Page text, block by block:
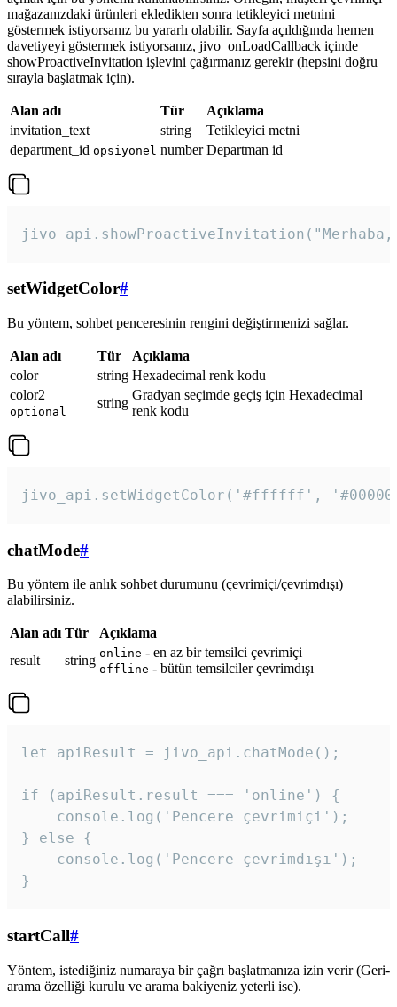
mağazanızdaki ürünleri ekledikten sonra tetikleyici metnini
göstermek istiyorsanız bu yararlı olabilir. Sayfa açıldığında hemen
davetiyeyi göstermek istiyorsanız, jivo_onLoadCallback içinde
showProactiveInvitation işlevini çağırmanız gerekir (hepsini doğru
sırayla başlatmak için).
Alan adı Tür
Açıklama
invitation_text
string
Tetikleyici metni
department_id opsiyonel number Departman id
setWidgetColor#
Bu yöntem, sohbet penceresinin rengini değiştirmenizi sağlar.
Alan adı Tür
Açıklama
color
string Hexadecimal renk kodu
color2
optional
string
Gradyan seçimde geçiş için Hexadecimal
renk kodu
jivo_api.setWidgetColor('#ffffff',
chatMode#
Bu yöntem ile anlık sohbet durumunu (çevrimiçi/çevrimdışı)
alabilirsiniz.
Alan adı Tür
Açıklama
result
string online - en az bir temsilci çevrimiçi
offline - bütün temsilciler çevrimdışı
let apiResult = jivo_api.chatMode();
if (apiResult.result === 'online') {
    console.log('Pencere çevrimiçi');
} else {
    console.log('Pencere çevrimdışı');
}
startCall#
Yöntem, istediğiniz numaraya bir çağrı başlatmanıza izin verir (Geri-
arama özelliği kurulu ve arama bakiyeniz yeterli ise).